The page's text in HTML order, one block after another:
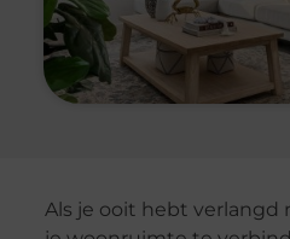
Als je ooit hebt verlangd